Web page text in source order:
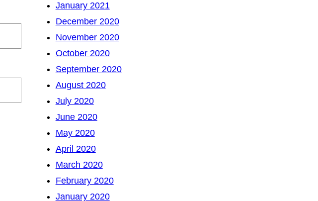
January 2021
December 2020
November 2020
October 2020
September 2020
August 2020
July 2020
June 2020
May 2020
April 2020
March 2020
February 2020
January 2020